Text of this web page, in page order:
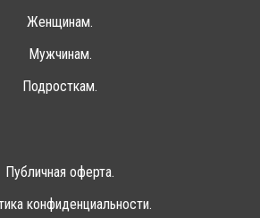
Женщинам.
Мужчинам.
Подросткам.
Публичная оферта.
конфиденциальности.